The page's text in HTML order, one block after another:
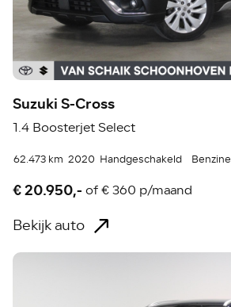
Suzuki S-Cross
1.4 Boosterjet Select
62.473 km 2020 Handgeschakeld Benzine
€ 20.950,- of€ 360 p/maand
Bekijk auto